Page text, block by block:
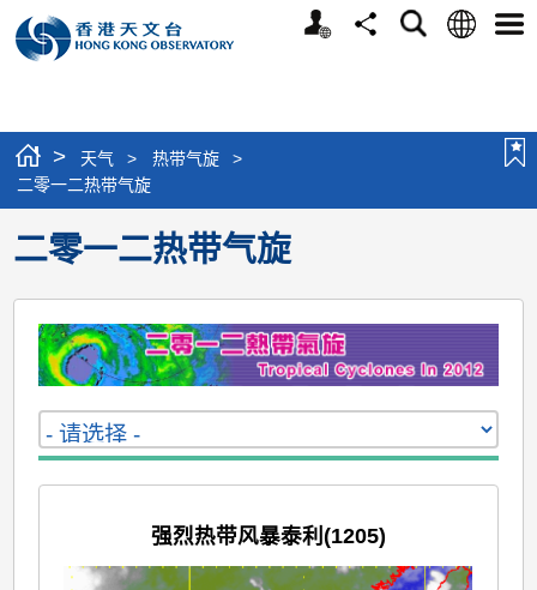
个
分
搜
语
选
> 天气 > 热带气旋
>
二零一二热带气旋
二零一二热带气旋
强烈热带风暴泰利(1205)